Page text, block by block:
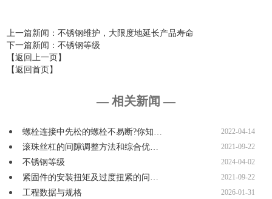
上一篇新闻 ：不锈钢维护，大限度地延长产品寿命
下一篇新闻 ：不锈钢等级
【返回上一页】
【返回首页】
— 相关新闻 —
螺栓连接中先松的螺栓不易断?你知… 2022-04-14
滚珠丝杠的间隙调整方法和综合优… 2021-09-22
不锈钢等级 2024-04-02
紧固件的安装扭矩及过度扭紧的问… 2021-09-22
工程数据与规格 2026-01-31